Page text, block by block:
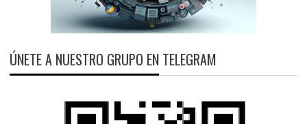
ÚNETE A NUESTRO GRUPO EN TELEGRAM